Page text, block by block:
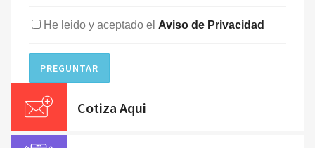
He leido y aceptado el Aviso de Privacidad
PREGUNTAR
Cotiza Aqui